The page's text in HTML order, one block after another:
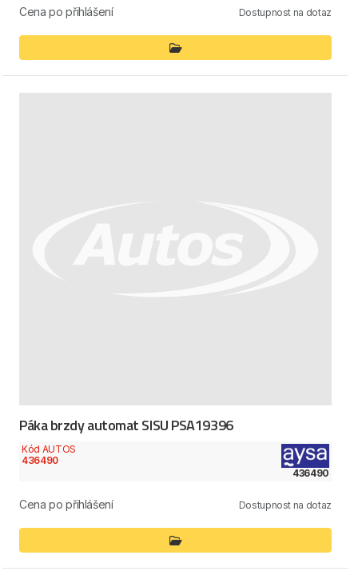
Cena po přihlášení Dostupnost na dotaz
Páka brzdy automat SISU PSA19396
Kód AUTOS
436490
436490
Cena po přihlášení Dostupnost na dotaz